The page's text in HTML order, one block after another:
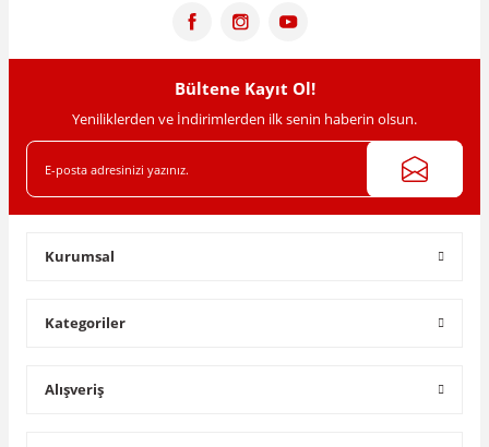
3/4 Eğimli Basınç Düşürücü Manometreli Vana CALEFFİ - 533251
Bültene Kayıt Ol!
Yeniliklerden ve İndirimlerden ilk senin haberin olsun.
Kurumsal
Kategoriler
Alışveriş